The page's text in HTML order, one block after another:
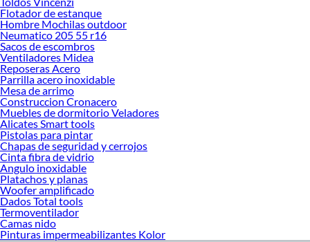
Flotador de estanque
Hombre Mochilas outdoor
Neumatico 205 55 r16
Sacos de escombros
Ventiladores Midea
Reposeras Acero
Parrilla acero inoxidable
Mesa de arrimo
Construccion Cronacero
Muebles de dormitorio Veladores
Alicates Smart tools
Pistolas para pintar
Chapas de seguridad y cerrojos
Cinta fibra de vidrio
Angulo inoxidable
Platachos y planas
Woofer amplificado
Dados Total tools
Termoventilador
Camas nido
Pinturas impermeabilizantes Kolor